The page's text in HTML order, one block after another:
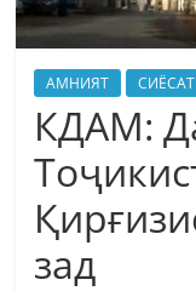
АМНИЯТ СИЁСАТ
КДАМ:
зад